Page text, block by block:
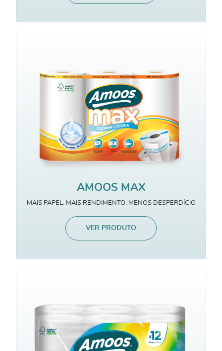
AMOOS MAX
MAIS PAPEL, MAIS RENDIMENTO, MENOS DESPERDÍCIO
VER PRODUTO